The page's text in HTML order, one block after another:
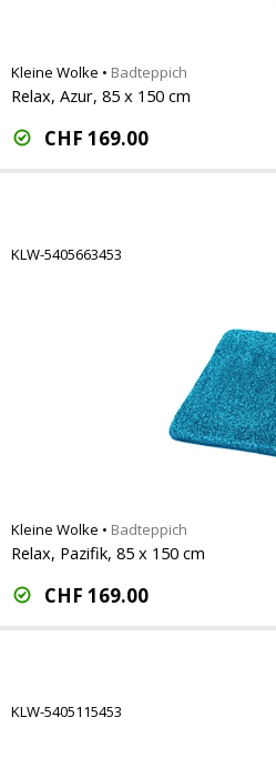
Kleine Wolke • Badteppich
Relax, Azur, 85 x 150 cm
CHF 169.00
KLW-5405663453
Kleine Wolke • Badteppich
Relax, Pazifik, 85 x 150 cm
CHF 169.00
KLW-5405115453